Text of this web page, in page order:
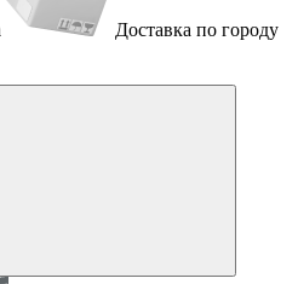
Доставка по городу